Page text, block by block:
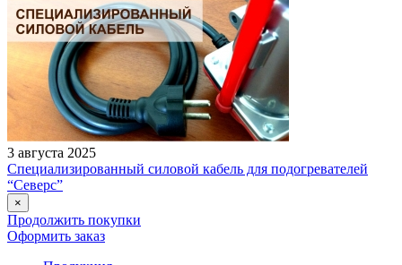
3 августа 2025
Специализированный силовой кабель для подогревателей
“Северс”
×
Продолжить покупки
Оформить заказ